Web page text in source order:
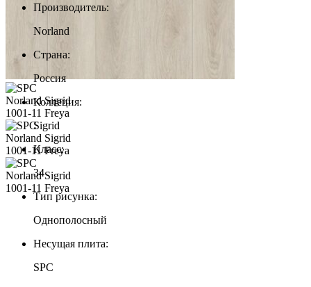
Производитель:
Norland
Страна:
Россия
Коллеция:
Sigrid
Класс:
34
Тип рисунка:
Однополосный
Несущая плита:
SPC